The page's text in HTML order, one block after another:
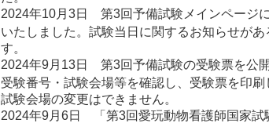
2024年10月3日 第3回予備試験メインページ
いたしました。試験当日に関するお知らせが
す。
2024年9月13日 第3回予備試験の受験票を公
受験番号・試験会場等を確認し、受験票を印
試験会場の変更はできません。
2024年9月6日 「 第3回愛玩動物看護師国家